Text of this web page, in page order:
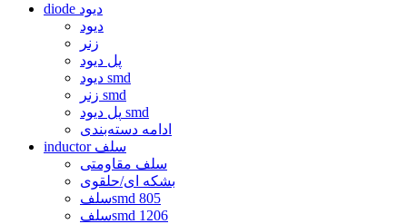
diode دیود
دیود
زنر
پل دیود
دیود smd
زنر smd
پل دیود smd
ادامه دسته‌بندی
inductor سلف
سلف مقاومتی
بشکه ای/حلقوی
سلفsmd 805
سلفsmd 1206